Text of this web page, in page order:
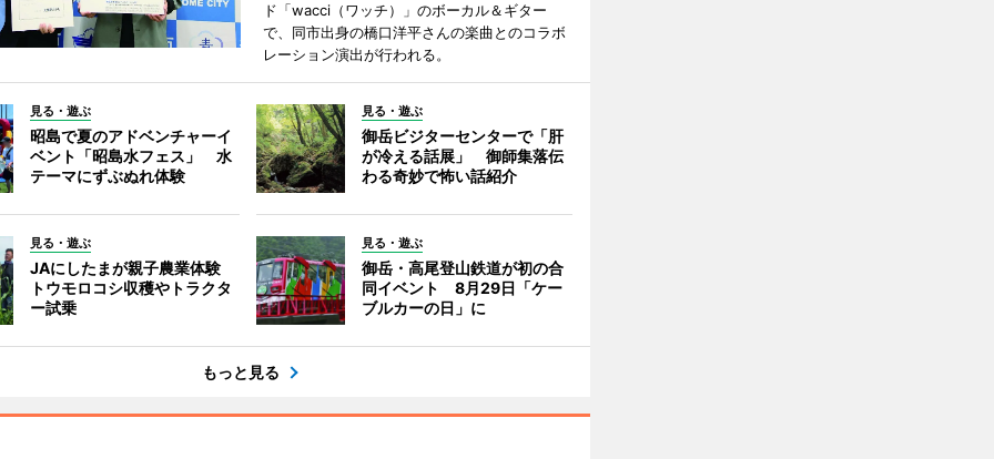
ド「wacci（ワッチ）」のボーカル＆ギター
で、同市出身の橋口洋平さんの楽曲とのコラボ
レーション演出が行われる。
見る・遊ぶ
昭島で夏のアドベンチャーイ
ベント「昭島水フェス」 水
テーマにずぶぬれ体験
見る・遊ぶ
御岳ビジターセンターで「肝
が冷える話展」 御師集落伝
わる奇妙で怖い話紹介
見る・遊ぶ
JAにしたまが親子農業体験
トウモロコシ収穫やトラクタ
ー試乗
見る・遊ぶ
御岳・高尾登山鉄道が初の合
同イベント 8月29日「ケー
ブルカーの日」に
もっと見る